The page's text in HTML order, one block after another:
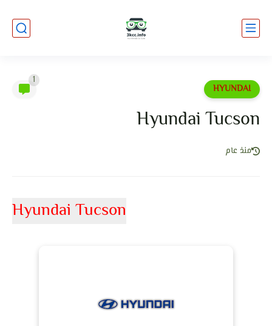
HYUNDAI
1
Hyundai Tucson
منذ عام
Hyundai Tucson